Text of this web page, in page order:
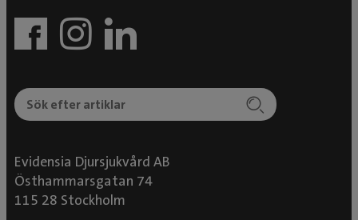
Evidensia Djursjukvård AB
Östhammarsgatan 74
115 28 Stockholm